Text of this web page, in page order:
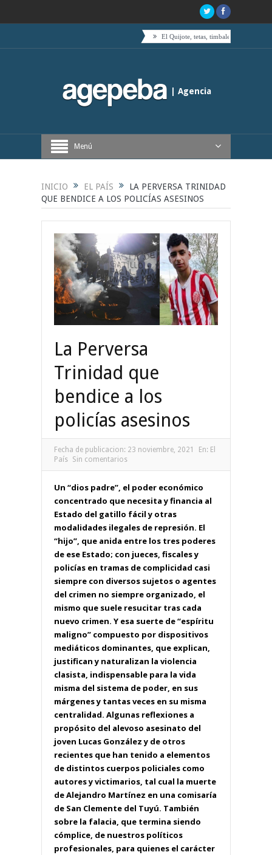
El Quijote, tetas, timbales y café Boric venció al
| Agencia
Periodística de Buenos Aires
Menú
INICIO EL PAÍS
LA PERVERSA TRINIDAD
QUE BENDICE A LOS POLICÍAS ASESINOS
La Perversa
Trinidad que
bendice a los
policías asesinos
Fecha de publicacion: 23 noviembre, 2021 En: El
País Sin comentarios
Un “dios padre”, el poder económico
concentrado que necesita y financia al
Estado del gatillo fácil y otras
modalidades ilegales de represión. El
“hijo”, que anida entre los tres poderes
de ese Estado; con jueces, fiscales y
policías en tramas de complicidad casi
siempre con diversos sujetos o agentes
del crimen no siempre organizado, el
mismo que suele resucitar tras cada
nuevo crimen. Y esa suerte de “espíritu
maligno” compuesto por dispositivos
mediáticos dominantes, que explican,
justifican y naturalizan la violencia
clasista, indispensable para la vida
misma del sistema de poder, en sus
márgenes y tantas veces en su misma
centralidad. Algunas reflexiones a
propósito del alevoso asesinato del
joven Lucas González y de otros
recientes que han tenido a elementos
de distintos cuerpos policiales como
autores y victimarios, tal cual la muerte
de Alejandro Martínez en una comisaría
de San Clemente del Tuyú. También
sobre la falacia, que termina siendo
cómplice, de nuestros políticos
profesionales, para quienes el carácter